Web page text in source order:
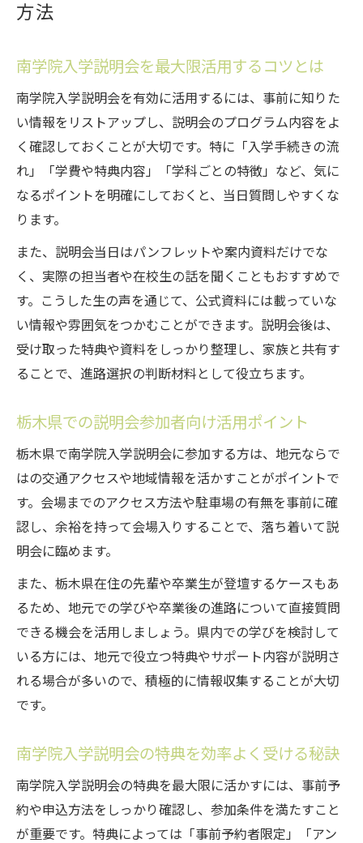
方法
南学院入学説明会を最大限活用するコツとは
南学院入学説明会を有効に活用するには、事前に知りた
い情報をリストアップし、説明会のプログラム内容をよ
く確認しておくことが大切です。特に「入学手続きの流
れ」「学費や特典内容」「学科ごとの特徴」など、気に
なるポイントを明確にしておくと、当日質問しやすくな
ります。
また、説明会当日はパンフレットや案内資料だけでな
く、実際の担当者や在校生の話を聞くこともおすすめで
す。こうした生の声を通じて、公式資料には載っていな
い情報や雰囲気をつかむことができます。説明会後は、
受け取った特典や資料をしっかり整理し、家族と共有す
ることで、進路選択の判断材料として役立ちます。
栃木県での説明会参加者向け活用ポイント
栃木県で南学院入学説明会に参加する方は、地元ならで
はの交通アクセスや地域情報を活かすことがポイントで
す。会場までのアクセス方法や駐車場の有無を事前に確
認し、余裕を持って会場入りすることで、落ち着いて説
明会に臨めます。
また、栃木県在住の先輩や卒業生が登壇するケースもあ
るため、地元での学びや卒業後の進路について直接質問
できる機会を活用しましょう。県内での学びを検討して
いる方には、地元で役立つ特典やサポート内容が説明さ
れる場合が多いので、積極的に情報収集することが大切
です。
南学院入学説明会の特典を効率よく受ける秘訣
南学院入学説明会の特典を最大限に活かすには、事前予
約や申込方法をしっかり確認し、参加条件を満たすこと
が重要です。特典によっては「事前予約者限定」「アン